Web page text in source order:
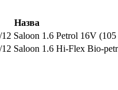
Назва
Saloon 1.6 Petrol 16V (105
Saloon 1.6 Hi-Flex Bio-